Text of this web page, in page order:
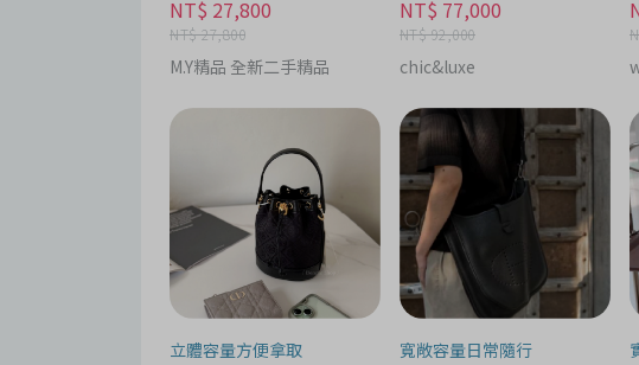
NT$ 27,800
NT$ 27,800
M.Y精品 全新二手精品
NT$ 77,000
NT$ 92,000
chic&luxe
立體容量方便拿取 寬敞容量日常隨行